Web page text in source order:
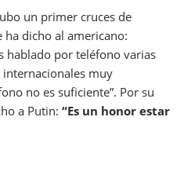
un primer cruces de
ha dicho al americano:
hablado por teléfono varias
internacionales muy
no es suficiente”. Por su
a Putin: “Es un honor estar